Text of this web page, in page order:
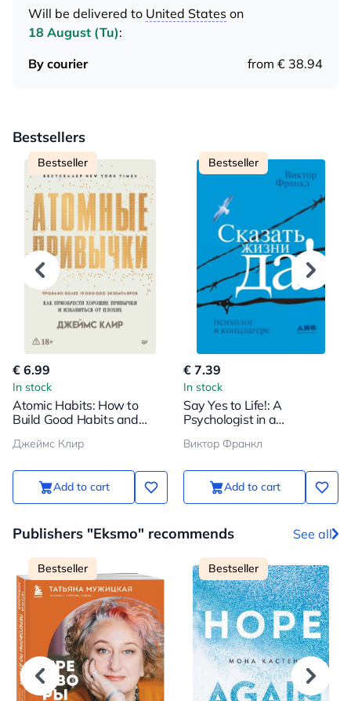
Will be delivered to United States on
18 August (Tu):
By courier
from € 38.94
Bestsellers
Bestseller
€ 6.99
In stock
Atomic Habits: How to
Build Good Habits and
Джеймс Клир
Add to cart
Bestseller
€ 7.39
In stock
Say Yes to Life!: A
Psychologist in a
Виктор Франкл
Add to cart
Publishers "Eksmo" recommends See all
Bestseller Bestseller